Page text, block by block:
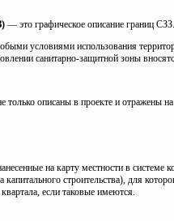
— это графическое описание границ
условиями использования
санитарно-защитной зоны
описаны в проекте и отражены
на карту местности в системе
строительства), для
если таковые имеются.